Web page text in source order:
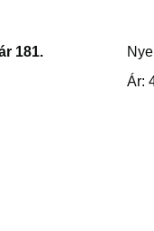
181.
Ár: